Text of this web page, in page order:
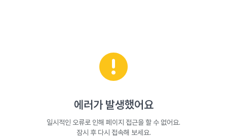
에러가 발생했어요
일시적인 오류로 인해 페이지 접근을 할 수 없어요.
잠시 후 다시 접속해 보세요.